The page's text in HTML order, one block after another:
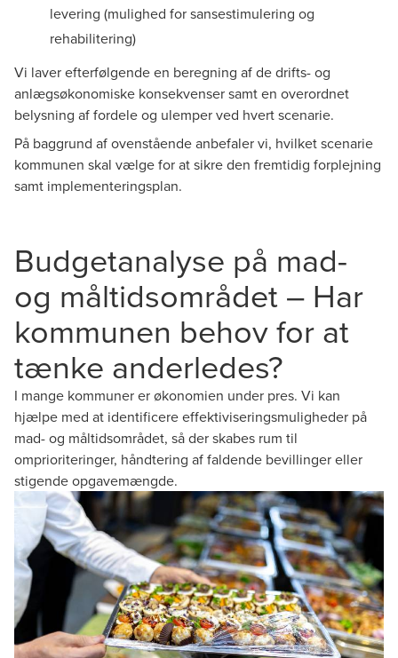
levering (mulighed for sansestimulering og
rehabilitering)
Vi laver efterfølgende en beregning af de drifts- og
anlægsøkonomiske konsekvenser samt en overordnet
belysning af fordele og ulemper ved hvert scenarie.
På baggrund af ovenstående anbefaler vi, hvilket scenarie
kommunen skal vælge for at sikre den fremtidig forplejning
samt implementeringsplan.
Budgetanalyse på mad-
og måltidsområdet – Har
kommunen behov for at
tænke anderledes?
I mange kommuner er økonomien under pres. Vi kan
hjælpe med at identificere effektiviseringsmuligheder på
mad- og måltidsområdet, så der skabes rum til
omprioriteringer, håndtering af faldende bevillinger eller
stigende opgavemængde.